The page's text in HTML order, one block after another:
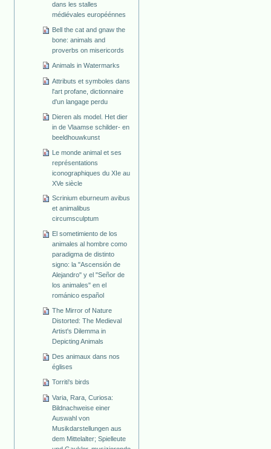
dans les stalles
médiévales européénnes
Bell the cat and gnaw the
bone: animals and
proverbs on misericords
Animals in Watermarks
Attributs et symboles dans
l'art profane, dictionnaire
d'un langage perdu
Dieren als model. Het dier
in de Vlaamse schilder- en
beeldhouwkunst
Le monde animal et ses
représentations
iconographiques du XIe au
XVe siècle
Scrinium eburneum avibus
et animalibus
circumsculptum
El sometimiento de los
animales al hombre como
paradigma de distinto
signo: la "Ascensión de
Alejandro" y el "Señor de
los animales" en el
románico español
The Mirror of Nature
Distorted: The Medieval
Artist's Dilemma in
Depicting Animals
Des animaux dans nos
églises
Torriti's birds
Varia, Rara, Curiosa:
Bildnachweise einer
Auswahl von
Musikdarstellungen aus
dem Mittelalter; Spielleute